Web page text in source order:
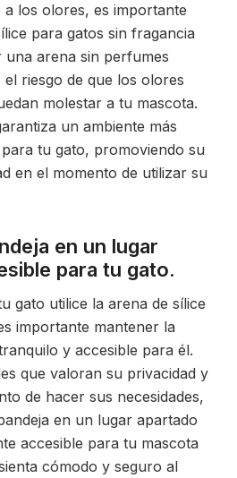
a los olores, es importante
para gatos sin fragancia
arena sin perfumes
riesgo de que los olores
molestar a tu mascota.
un ambiente más
tu gato, promoviendo su
en el momento de utilizar su
en un lugar
para tu gato.
gato utilice la arena de sílice
importante mantener la
y accesible para él.
que valoran su privacidad y
de hacer sus necesidades,
en un lugar apartado
accesible para tu mascota
cómodo y seguro al